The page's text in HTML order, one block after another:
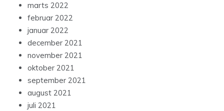
marts 2022
februar 2022
januar 2022
december 2021
november 2021
oktober 2021
september 2021
august 2021
juli 2021